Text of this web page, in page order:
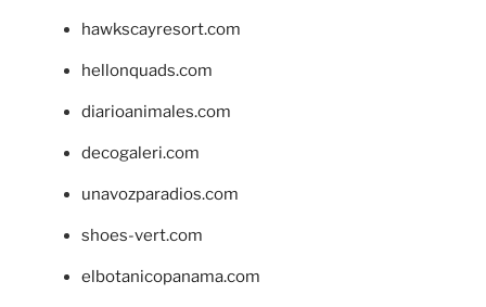
hawkscayresort.com
hellonquads.com
diarioanimales.com
decogaleri.com
unavozparadios.com
shoes-vert.com
elbotanicopanama.com